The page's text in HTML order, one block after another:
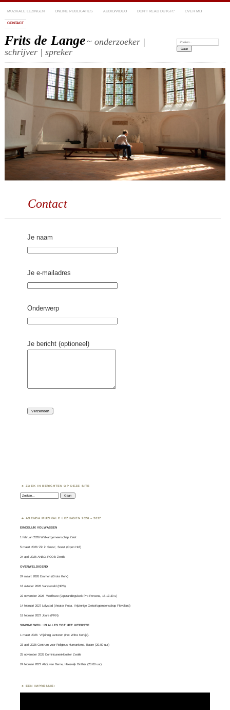
MUZIKALE LEZINGEN ONLINE PUBLICATIES AUDIO/VIDEO DON’T READ DUTCH? OVER MIJ
CONTACT
Frits de Lange~ onderzoeker |
schrijver | spreker
Zoeken:
Contact
Je naam
Je e-mailadres
Onderwerp
Je bericht (optioneel)
ZOEK IN BERICHTEN OP DEZE SITE
Zoeken:
AGENDA MUZIKALE LEZINGEN 2026 – 2027
EINDELIJK VOLWASSEN
1 februari 2026 Walkartgemeenschap Zeist
5 maart 2026 ‘Zin in Soest’, Soest (Open Hof)
24 april 2026 ANBO-PCOB Zwolle
OVERWELDIGEND
24 maart 2026 Emmen (Grote Kerk)
18 oktober 2026 Varsseveld (NPB)
22 november 2026 Wolfheze (Opstandingskerk Pro Persona, 16-17.30 u)
14 februari 2027 Lelystad (theater Posa, Vrijzinnige Geloofsgemeenschap Flevoland)
18 februari 2027 Joure (PKN)
SIMONE WEIL: IN ALLES TOT HET UITERSTE
1 maart 2026Vrijzinnig Lunteren (Het Witte Kerkje).
23 april 2026 Centrum voor Religieus Humanisme, Baarn (20.00 uur)
25 november 2026 Dominicanenklooster Zwolle
24 februari 2027 Abdij van Berne, Heeswijk Dinther (20.00 uur)
EEN IMPRESSIE:
Videospeler